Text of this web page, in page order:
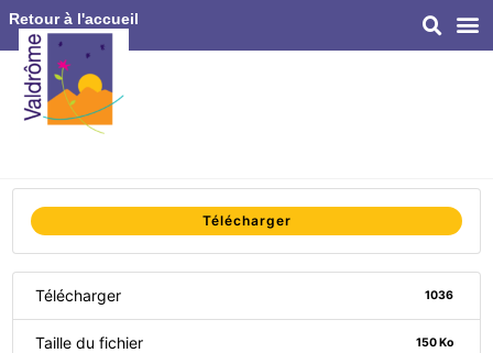
Retour à l'accueil
Télécharger
Télécharger 1036
Taille du fichier 150 Ko